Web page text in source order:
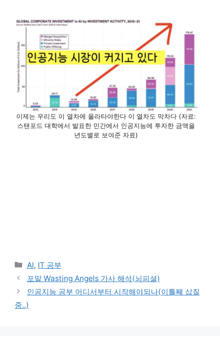
이제는 우리도 이 열차에 올라타야한다 이 열차도 막차다 (자료:
스탠포드 대학에서 발표한 민간에서 인공지능에 투자한 금액을
년도별로 보여준 자료)
카
테
리
AI, IT 공부
포말 Wasting Angels 가사 해석(뇌피셜)
인공지능 공부 어디서부터 시작해야되나(이틀째 삽질
중..)